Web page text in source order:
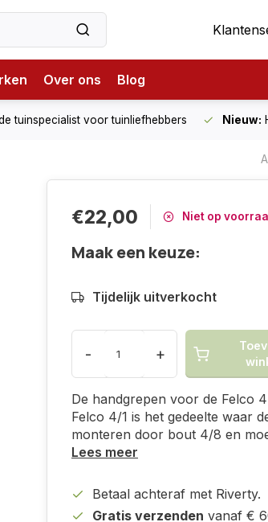
Over ons Blog
tuinspecialist voor tuinliefhebbers Nieuw:
€22,00 Niet op
Maak een keuze:
Tijdelijk uitverkocht
- +
De handgrepen voor de Felco
Felco 4/1 is het gedeelte waar
monteren door bout 4/8 en
Lees meer
Betaal achteraf met Riverty.
Gratis verzenden vanaf €